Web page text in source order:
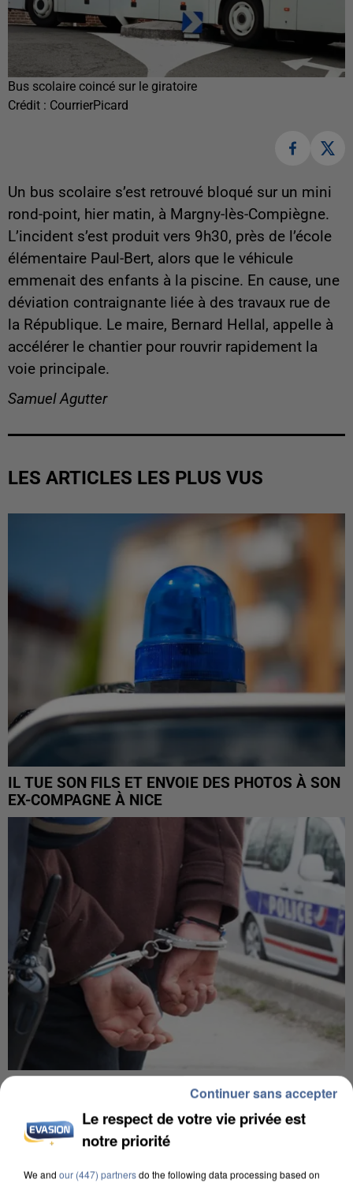
Bus scolaire coincé sur le giratoire
Crédit : CourrierPicard
Un bus scolaire s’est retrouvé bloqué sur un mini
rond-point, hier matin, à Margny-lès-Compiègne.
L’incident s’est produit vers 9h30, près de l’école
élémentaire Paul-Bert, alors que le véhicule
emmenait des enfants à la piscine. En cause, une
déviation contraignante liée à des travaux rue de
la République. Le maire, Bernard Hellal, appelle à
accélérer le chantier pour rouvrir rapidement la
voie principale.
Samuel Agutter
LES ARTICLES LES PLUS VUS
IL TUE SON FILS ET ENVOIE DES PHOTOS À SON
EX-COMPAGNE À NICE
L’UN DES FONDATEURS SUPPOSÉS DE LA DZ
MAFIA INTERPELLÉ EN ALGÉRIE
Le respect de votre vie privée est
notre priorité
We and our (447) partnersdo the following data processing based on
Continuer sans accepter